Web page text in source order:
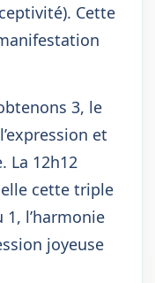
Cette
3, le
et
La 12h12
cette triple
l’harmonie
joyeuse